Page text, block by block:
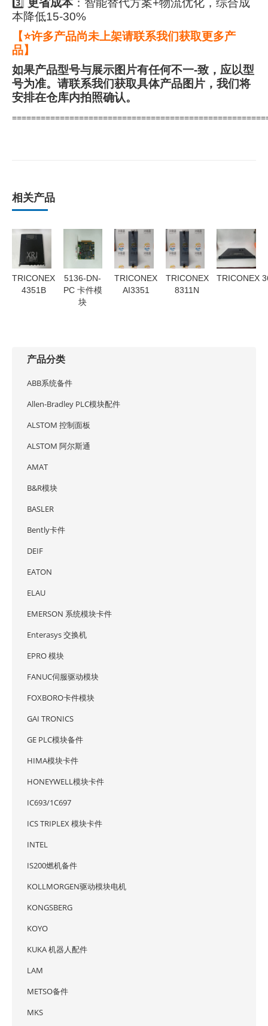
3️⃣ 更省成本 ：智能替代方案+物流优化，综合成
本降低15-30%
【⭐许多产品尚未上架请联系我们获取更多产
品】
如果产品型号与展示图片有任何不一-致，应以型
号为准。请联系我们获取具体产品图片，我们将
安排在仓库内拍照确认。
相关产品
TRICONEX
4351B
5136-DN-
PC 卡件模
块
TRICONEX
AI3351
TRICONEX
8311N
TRICONEX
产品分类
ABB系统备件
Allen-Bradley PLC模块配件
ALSTOM 控制面板
ALSTOM 阿尔斯通
AMAT
B&R模块
BASLER
Bently卡件
DEIF
EATON
ELAU
EMERSON 系统模块卡件
Enterasys 交换机
EPRO 模块
FANUC伺服驱动模块
FOXBORO卡件模块
GAI TRONICS
GE PLC模块备件
HIMA模块卡件
HONEYWELL模块卡件
IC693/1C697
ICS TRIPLEX 模块卡件
INTEL
IS200燃机备件
KOLLMORGEN驱动模块电机
KONGSBERG
KOYO
KUKA 机器人配件
LAM
METSO备件
MKS